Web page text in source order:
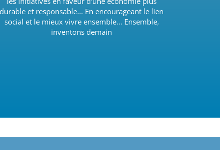
durable et responsable... En encourageant le lien
social et le mieux vivre ensemble... Ensemble,
inventons demain